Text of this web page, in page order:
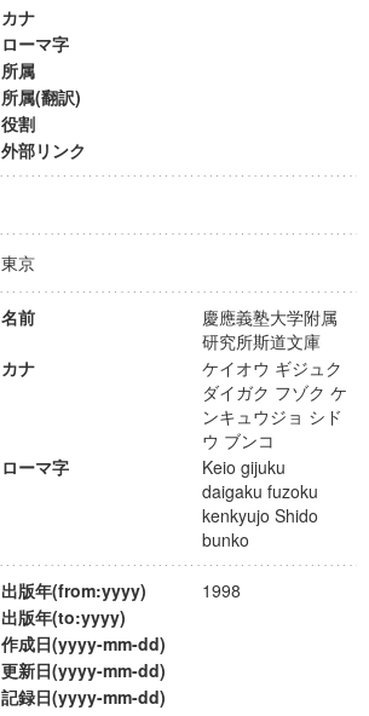
カナ
ローマ字
所属
所属(翻訳)
役割
外部リンク
東京
名前
慶應義塾大学附属
研究所斯道文庫
カナ
ケイオウ ギジュク
ダイガク フゾク ケ
ンキュウジョ シド
ウ ブンコ
ローマ字
Keio gijuku
daigaku fuzoku
kenkyujo Shido
bunko
出版年(from:yyyy)
1998
出版年(to:yyyy)
作成日(yyyy-mm-dd)
更新日(yyyy-mm-dd)
記録日(yyyy-mm-dd)